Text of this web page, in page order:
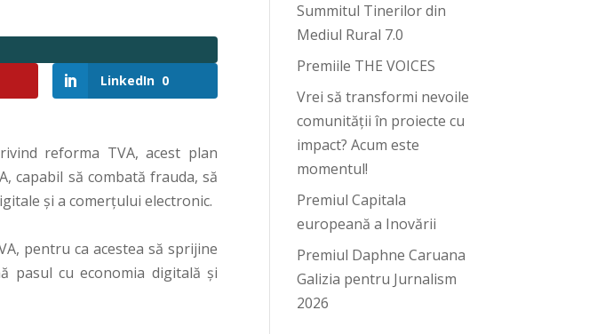
LinkedIn 0
reforma TVA, acest plan
capabil să combată frauda, să
și a comerțului electronic.
pentru ca acestea să sprijine
pasul cu economia digitală și
Summitul Tinerilor din
Mediul Rural 7.0
Premiile THE VOICES
Vrei să transformi nevoile
comunității în proiecte cu
impact? Acum este
momentul!
Premiul Capitala
europeană a Inovării
Premiul Daphne Caruana
Galizia pentru Jurnalism
2026